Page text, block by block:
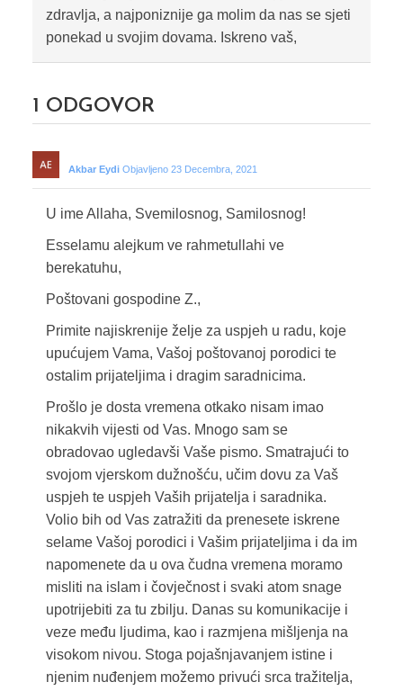
zdravlja, a najponiznije ga molim da nas se sjeti
ponekad u svojim dovama. Iskreno vaš,
1 ODGOVOR
Akbar Eydi Objavljeno 23 Decembra, 2021
U ime Allaha, Svemilosnog, Samilosnog!
Esselamu alejkum ve rahmetullahi ve
berekatuhu,
Poštovani gospodine Z.,
Primite najiskrenije želje za uspjeh u radu, koje
upućujem Vama, Vašoj poštovanoj porodici te
ostalim prijateljima i dragim saradnicima.
Prošlo je dosta vremena otkako nisam imao
nikakvih vijesti od Vas. Mnogo sam se
obradovao ugledavši Vaše pismo. Smatrajući to
svojom vjerskom dužnošću, učim dovu za Vaš
uspjeh te uspjeh Vaših prijatelja i saradnika.
Volio bih od Vas zatražiti da prenesete iskrene
selame Vašoj porodici i Vašim prijateljima i da im
napomenete da u ova čudna vremena moramo
misliti na islam i čovječnost i svaki atom snage
upotrijebiti za tu zbilju. Danas su komunikacije i
veze među ljudima, kao i razmjena mišljenja na
visokom nivou. Stoga pojašnjavanjem istine i
njenim nuđenjem možemo privući srca tražitelja,